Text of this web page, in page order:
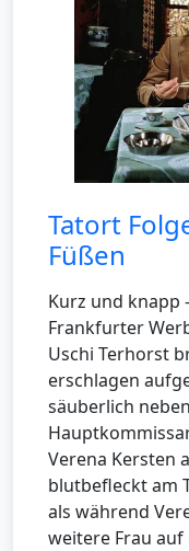
Tatort
Füßen
Kurz und knapp
Frankfurter
Uschi Terhorst
erschlagen
säuberlich
Verena Kersten
blutbefleckt am
als während
weitere Frau